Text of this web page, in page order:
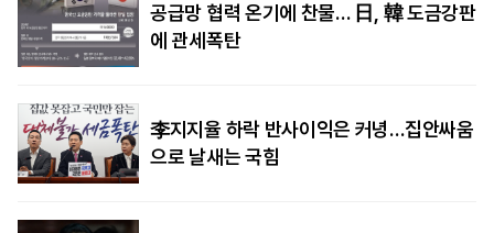
공급망 협력 온기에 찬물… 日, 韓 도금강판
에 관세폭탄
李지지율 하락 반사이익은 커녕…집안싸움
으로 날새는 국힘